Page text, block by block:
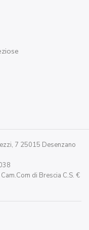
7 25015 Desenzano
di Brescia C.S. €